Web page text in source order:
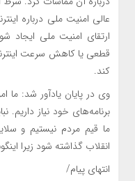
عالی امنیت ملی درباره
ارتقای امنیت ملی ایجاد
قطعی یا کاهش سرعت
کند.
وی در پایان یادآور شد: ما
برنامه‌های خود نیاز داریم.
ما قیم مردم نیستیم و
انقلاب گذاشته شود زیرا
انتهای پیام/